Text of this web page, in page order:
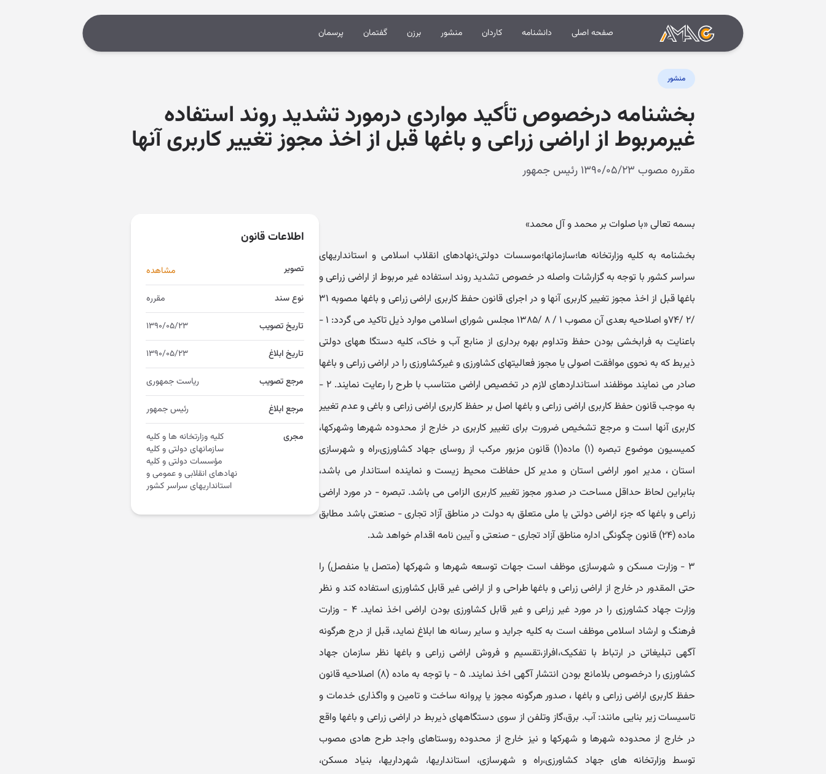
صفحه اصلی دانشنامه کاردان منشور برزن گفتمان پرسمان
منشور
بخشنامه درخصوص تأکید مواردی درمورد تشدید روند استفاده
غیرمربوط از اراضی زراعی و باغها قبل از اخذ مجوز تغییر کاربری آنها
مقرره مصوب ۱۳۹۰/۰۵/۲۳ رئیس جمهور
بسمه تعالی «با صلوات بر محمد و آل محمد»
‏بخشنامه به کلیه وزارتخانه ها؛سازمانها؛موسسات دولتی؛نهادهای انقلاب اسلامی و استانداریهای
سراسر کشور با توجه به گزارشات واصله در خصوص تشدید روند استفاده غیر مربوط از اراضی زراعی و
باغها قبل از اخذ مجوز تغییر کاربری آنها و در اجرای قانون حفظ کاربری اراضی زراعی و باغها مصوبه ۳۱
/۲ /۷۴‏و اصلاحیه بعدی آن مصوب ۱ / ۸ /۱۳۸۵ ‏مجلس شورای اسلامی موارد ذیل تاکید می گردد: ۱ -
‏باعنایت به فرابخشی بودن حفظ وتداوم بهره برداری از منابع آب و خاک، کلیه دستگا ههای دولتی
‏ذیربط که به نحوی موافقت اصولی یا مجوز فعالیتهای کشاورزی و غیرکشاورزی را در اراضی زراعی و باغها
صادر می نمایند موظفند استانداردهای لازم در تخصیص اراضی متناسب با طرح را رعایت نمایند. ۲ -
‏به موجب قانون حفظ کاربری اراضی زراعی و باغها اصل بر حفظ کاربری اراضی زراعی و باغی و عدم تغییر
کاربری آنها است و مرجع تشخیص ضرورت برای تغییر کاربری در خارج از محدوده شهرها وشهرکها،
کمیسیون موضوع تبصره (۱) ماده(۱‏) قانون مزبور مرکب از روسای جهاد کشاورزی،راه و شهرسازی
استان ، مدیر امور اراضی استان و مدیر کل حفاظت محیط زیست و نماینده استاندار می باشد،
بنابراین لحاظ حداقل مساحت در صدور مجوز تغییر کاربری الزامی می باشد. تبصره - در مورد اراضی
زراعی و باغها که جزء اراضی دولتی یا ملی متعلق به دولت در مناطق آزاد تجاری - صنعتی باشد مطابق
ماده (۲۴‏) قانون چگونگی اداره مناطق آزاد تجاری - صنعتی و آیین نامه اقدام خواهد شد.
۳ - وزارت مسکن و شهرسازی موظف است جهات توسعه شهرها و شهرکها (متصل یا منفصل) را
حتی المقدور در خارج از اراضی زراعی و باغها طراحی و از اراضی غیر قابل کشاورزی استفاده کند و نظر
وزارت جهاد کشاورزی را در مورد غیر زراعی و غیر قابل کشاورزی بودن اراضی اخذ نماید. ۴ - ‏وزارت
فرهنگ و ارشاد اسلامی موظف است به کلیه جراید و سایر رسانه ها ابلاغ نماید، قبل از درج هرگونه
آگهی تبلیغاتی در ارتباط با تفکیک،افراز،تقسیم و فروش اراضی زراعی و باغها نظر سازمان جهاد
کشاورزی را ‏درخصوص بلامانع بودن انتشار آگهی اخذ نمایند. ۵ - ‏با توجه به ماده (۸‏) اصلاحیه قانون
حفظ کاربری اراضی زراعی و باغها ، صدور هرگونه مجوز یا پروانه ساخت و تامین و واگذاری خدمات و
تاسیسات زیر بنایی مانند: آب. برق،گاز وتلفن از سوی دستگاههای ذیربط در اراضی زراعی و باغها واقع
در خارج از محدوده شهرها و شهرکها و نیز خارج از محدوده روستاهای واجد طرح هادی مصوب
توسط وزارتخانه های جهاد کشاورزی،راه و شهرسازی، استانداریها، شهرداریها، بنیاد مسکن،
اطلاعات قانون
تصویر مشاهده
نوع سند مقرره
تاریخ تصویب ۱۳۹۰/۰۵/۲۳
تاریخ ابلاغ ۱۳۹۰/۰۵/۲۳
مرجع تصویب ریاست جمهوری
مرجع ابلاغ رئیس جمهور
مجری
کلیه وزارتخانه ها و کلیه
سازمانهای دولتی و کلیه
مؤسسات دولتی و کلیه
نهادهای انقلابی و عمومی و
استانداریهای سراسر کشور